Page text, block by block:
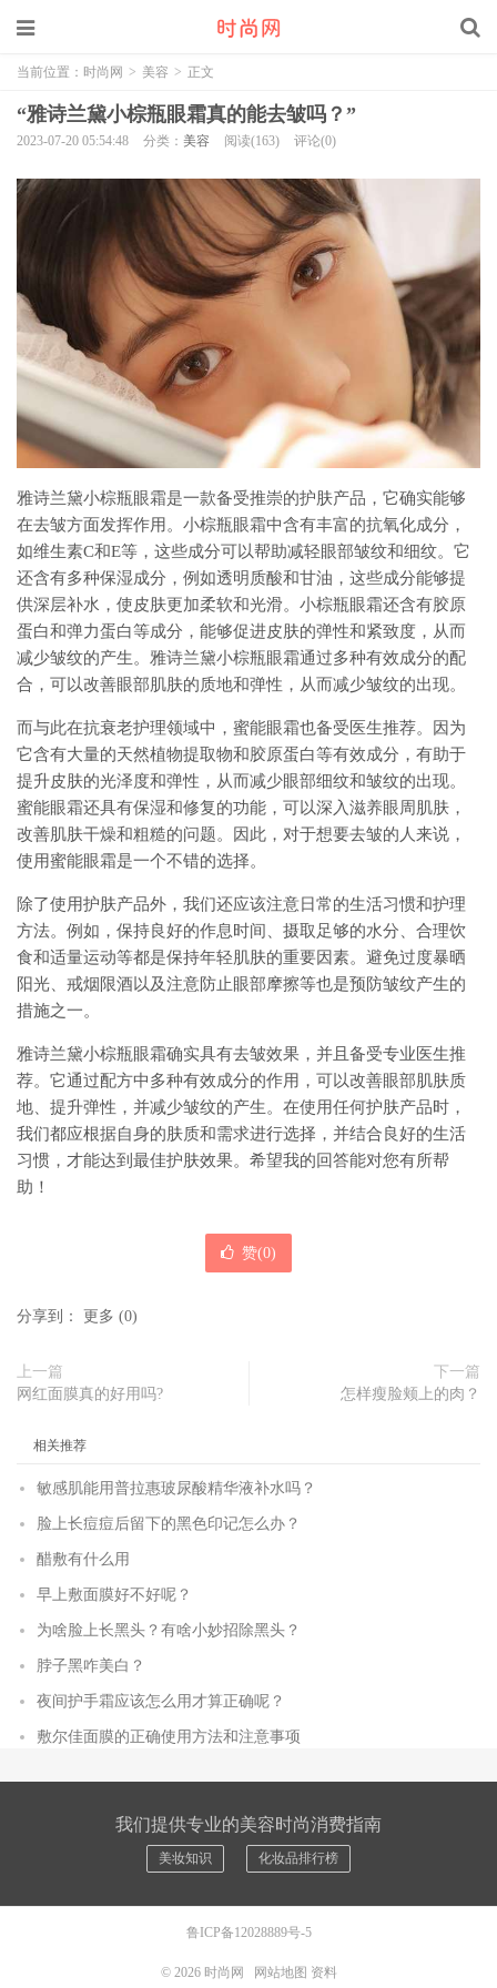
当前位置： 时尚网 > 美容 > 正文
“雅诗兰黛小棕瓶眼霜真的能去皱吗？”
2023-07-20 05:54:48 分类： 美容 阅读(163) 评论(0)
雅诗兰黛小棕瓶眼霜是一款备受推崇的护肤产品，它确实能够
在去皱方面发挥作用。小棕瓶眼霜中含有丰富的抗氧化成分，
如维生素C和E等，这些成分可以帮助减轻眼部皱纹和细纹。它
还含有多种保湿成分，例如透明质酸和甘油，这些成分能够提
供深层补水，使皮肤更加柔软和光滑。小棕瓶眼霜还含有胶原
蛋白和弹力蛋白等成分，能够促进皮肤的弹性和紧致度，从而
减少皱纹的产生。雅诗兰黛小棕瓶眼霜通过多种有效成分的配
合，可以改善眼部肌肤的质地和弹性，从而减少皱纹的出现。
而与此在抗衰老护理领域中，蜜能眼霜也备受医生推荐。因为
它含有大量的天然植物提取物和胶原蛋白等有效成分，有助于
提升皮肤的光泽度和弹性，从而减少眼部细纹和皱纹的出现。
蜜能眼霜还具有保湿和修复的功能，可以深入滋养眼周肌肤，
改善肌肤干燥和粗糙的问题。因此，对于想要去皱的人来说，
使用蜜能眼霜是一个不错的选择。
除了使用护肤产品外，我们还应该注意日常的生活习惯和护理
方法。例如，保持良好的作息时间、摄取足够的水分、合理饮
食和适量运动等都是保持年轻肌肤的重要因素。避免过度暴晒
阳光、戒烟限酒以及注意防止眼部摩擦等也是预防皱纹产生的
措施之一。
雅诗兰黛小棕瓶眼霜确实具有去皱效果，并且备受专业医生推
荐。它通过配方中多种有效成分的作用，可以改善眼部肌肤质
地、提升弹性，并减少皱纹的产生。在使用任何护肤产品时，
我们都应根据自身的肤质和需求进行选择，并结合良好的生活
习惯，才能达到最佳护肤效果。希望我的回答能对您有所帮
助！
赞(0)
分享到： 更多 (0)
上一篇
网红面膜真的好用吗?
下一篇
怎样瘦脸颊上的肉？
相关推荐
敏感肌能用普拉惠玻尿酸精华液补水吗？
脸上长痘痘后留下的黑色印记怎么办？
醋敷有什么用
早上敷面膜好不好呢？
为啥脸上长黑头？有啥小妙招除黑头？
脖子黑咋美白？
夜间护手霜应该怎么用才算正确呢？
敷尔佳面膜的正确使用方法和注意事项
我们提供专业的美容时尚消费指南
美妆知识 化妆品排行榜
鲁ICP备12028889号-5
© 2026 时尚网 网站地图 资料